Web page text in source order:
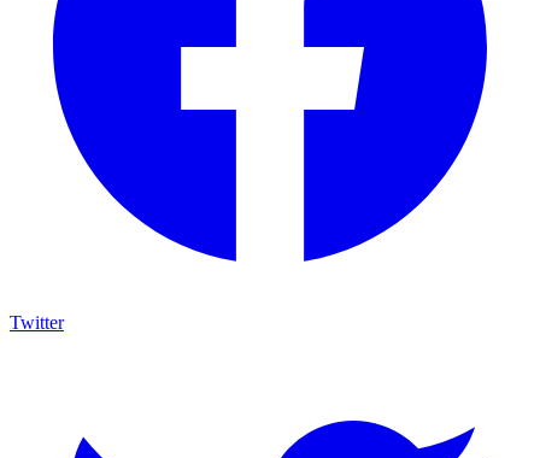
Twitter